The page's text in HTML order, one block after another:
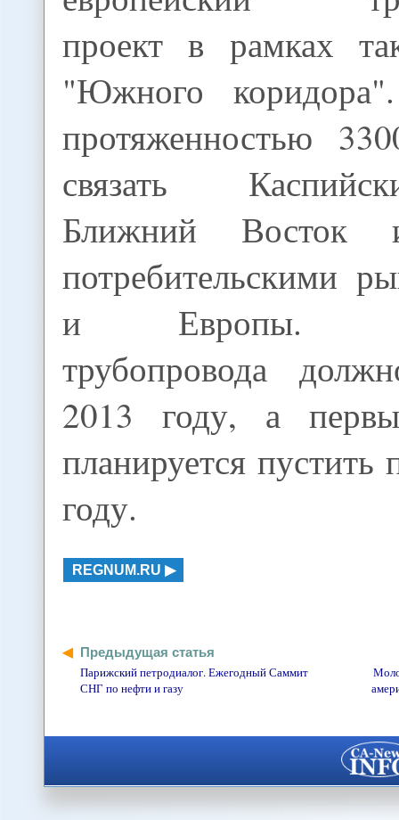
проект в рамках
"Южного
протяженностью
связать
Ближний
потребительскими
и Европы.
трубопровода
2013 году, а
планируется
году.
REGNUM.RU
Предыдущая статья
Парижский петродиалог. Ежегодный Саммит
СНГ по нефти и газу